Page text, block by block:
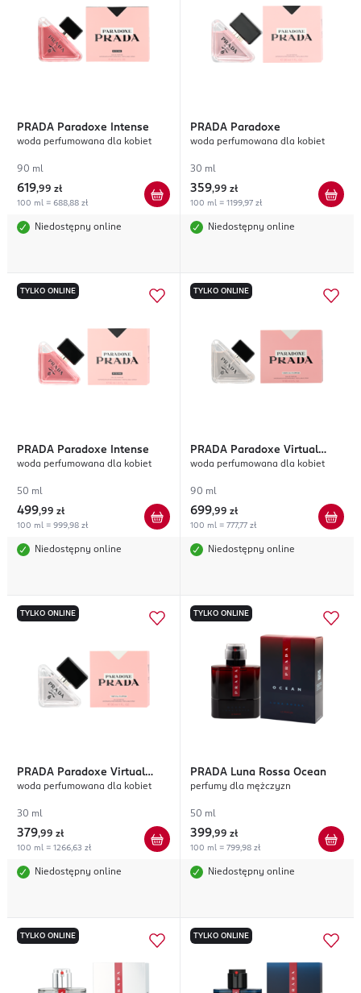
PRADA Paradoxe Intense
woda perfumowana dla kobiet
90 ml
619,99 zł
100 ml = 688,88 zł
Niedostępny online
PRADA Paradoxe
woda perfumowana dla kobiet
30 ml
359,99 zł
100 ml = 1199,97 zł
Niedostępny online
TYLKO ONLINE
PRADA Paradoxe Intense
woda perfumowana dla kobiet
50 ml
499,99 zł
100 ml = 999,98 zł
Niedostępny online
TYLKO ONLINE
PRADA Paradoxe Virtual
Flower
woda perfumowana dla kobiet
90 ml
699,99 zł
100 ml = 777,77 zł
Niedostępny online
TYLKO ONLINE
PRADA Paradoxe Virtual
Flower
woda perfumowana dla kobiet
30 ml
379,99 zł
100 ml = 1266,63 zł
Niedostępny online
TYLKO ONLINE
PRADA Luna Rossa Ocean
perfumy dla mężczyzn
50 ml
399,99 zł
100 ml = 799,98 zł
Niedostępny online
TYLKO ONLINE TYLKO ONLINE